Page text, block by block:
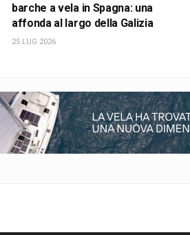
barche a vela in Spagna: una
affonda al largo della Galizia
25 LUG 2026